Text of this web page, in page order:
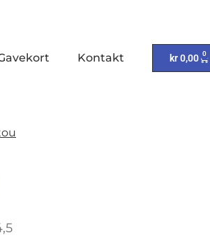
Kontakt kr0,00 0